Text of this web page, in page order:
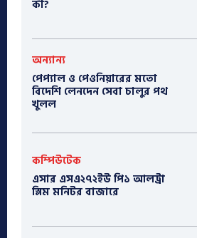
কী?
অন্যান্য
পেপ্যাল ও পেওনিয়ারের মতো
বিদেশি লেনদেন সেবা চালুর পথ
খুলল
কম্পিউটেক
এসার এসএ২৭২ইউ পি১ আলট্রা
স্লিম মনিটর বাজারে